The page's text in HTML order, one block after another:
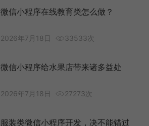
微信小程序在线教育类怎么做？
2026年7月18日 33533次
微信小程序给水果店带来诸多益处
2026年7月18日 27273次
服装类微信小程序开发，决不能错过